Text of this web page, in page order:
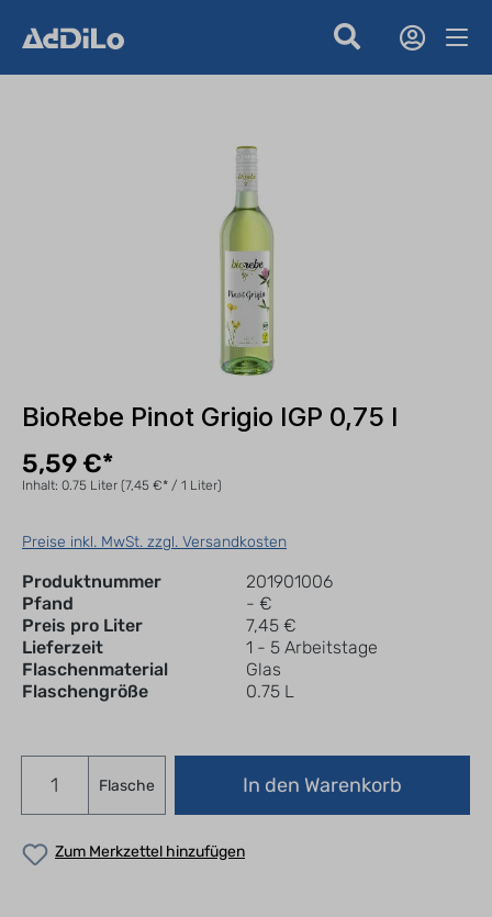
BioRebe Pinot Grigio IGP 0,75 l
5,59 €*
Inhalt: 0.75 Liter (7,45 €* / 1 Liter)
Preise inkl. MwSt. zzgl. Versandkosten
Produktnummer
201901006
Pfand
- €
Preis pro Liter
7,45 €
Lieferzeit
1 - 5 Arbeitstage
Flaschenmaterial
Glas
Flaschengröße
0.75 L
Flasche In den Warenkorb
Zum Merkzettel hinzufügen